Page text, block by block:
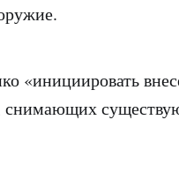
«инициировать
снимающих